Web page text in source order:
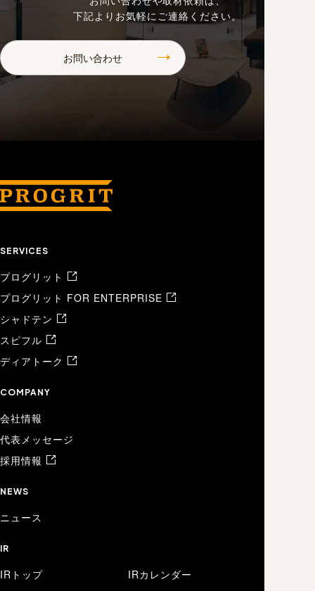
下記よりお気軽にご連絡ください。
お問い合わせ
SERVICES
プログリット
プログリット FOR ENTERPRISE
シャドテン
スピフル
ディアトーク
COMPANY
会社情報
代表メッセージ
採用情報
NEWS
ニュース
IR
IRトップ
IRカレンダー